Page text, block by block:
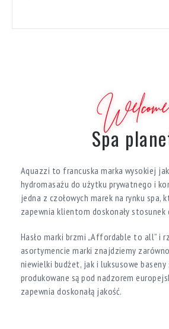
Welcome
Spa
Aquazzi to francuska marka wysokiej
hydromasażu do użytku prywatnego i
jedna z czołowych marek na rynku spa,
zapewnia klientom doskonały stosunek
Hasło marki brzmi „Affordable to all” i
asortymencie marki znajdziemy
niewielki budżet, jak i luksusowe baseny
produkowane są pod nadzorem
zapewnia doskonałą jakość.